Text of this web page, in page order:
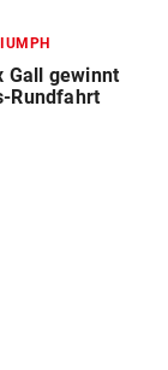
Gall gewinnt
Rundfahrt